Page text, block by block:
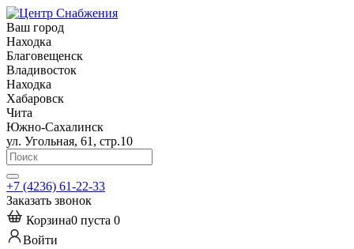
Ваш город
Находка
Благовещенск
Владивосток
Находка
Хабаровск
Чита
Южно-Сахалинск
ул. Угольная, 61, стр.10
+7 (4236) 61-22-33
Заказать звонок
Корзина0 пуста 0
Войти